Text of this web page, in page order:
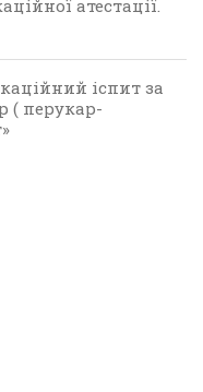
атестації.
іспит за
( перукар-